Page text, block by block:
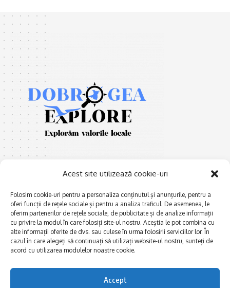
Acest site utilizează cookie-uri
Folosim cookie-uri pentru a personaliza conținutul și anunțurile, pentru a
oferi funcții de rețele sociale și pentru a analiza traficul. De asemenea, le
oferim partenerilor de rețele sociale, de publicitate și de analize informații
cu privire la modul în care folosiți site-ul nostru. Aceștia le pot combina cu
alte informații oferite de dvs. sau culese în urma folosirii serviciilor lor. În
cazul în care alegeți să continuați să utilizați website-ul nostru, sunteți de
acord cu utilizarea modulelor noastre cookie.
Accept
E xplorăm Dobrogea,
Explorăm valorile locale:
Deltă, Litoral, cele mai mari
lacuri, cele mai vechi orașe,
biserici și mănăstiri, cele mai
Afaceri și meșteșuguri
Actualitate
Dobrogea PE BUNE
Istorie și civilizaţie
La Drum cu Ada
Politica de confidentialitate